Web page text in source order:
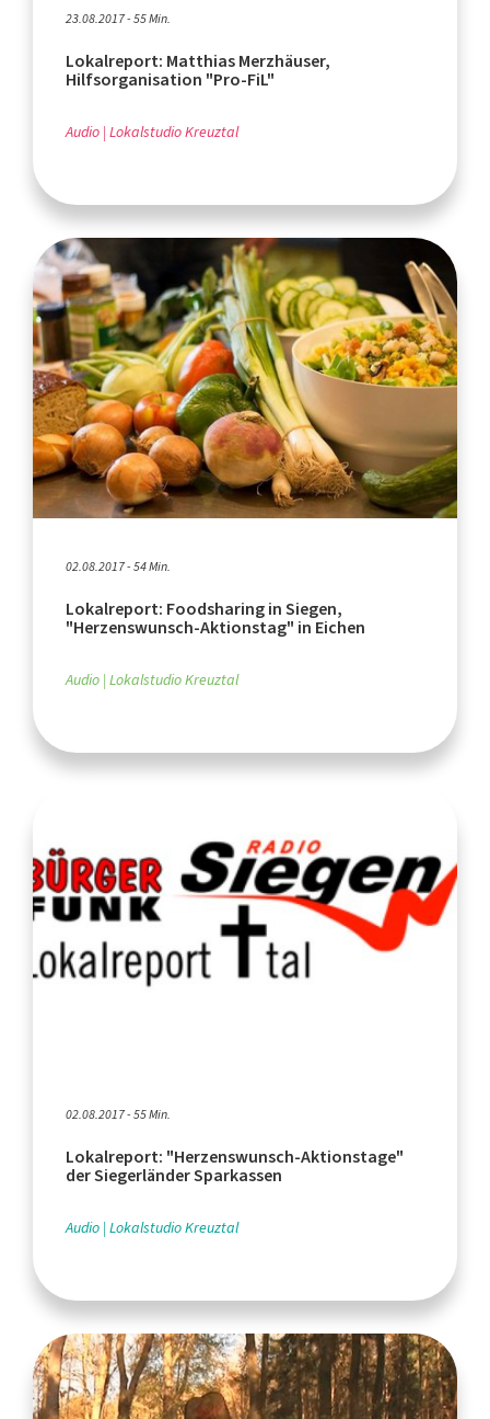
23.08.2017 - 55 Min.
Lokalreport: Matthias Merzhäuser,
Hilfsorganisation "Pro-FiL"
Audio Lokalstudio Kreuztal
02.08.2017 - 54 Min.
Lokalreport: Foodsharing in Siegen,
"Herzenswunsch-Aktionstag" in Eichen
Audio Lokalstudio Kreuztal
02.08.2017 - 55 Min.
Lokalreport: "Herzenswunsch-Aktionstage"
der Siegerländer Sparkassen
Audio Lokalstudio Kreuztal